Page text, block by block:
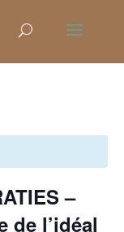
–
de l’idéal